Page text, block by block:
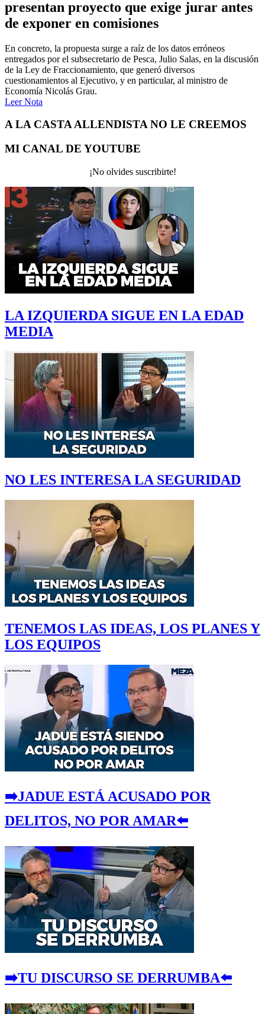
presentan proyecto que exige jurar antes
de exponer en comisiones
En concreto, la propuesta surge a raíz de los datos erróneos
entregados por el subsecretario de Pesca, Julio Salas, en la discusión
de la Ley de Fraccionamiento, que generó diversos
cuestionamientos al Ejecutivo, y en particular, al ministro de
Economía Nicolás Grau.
Leer Nota
A LA CASTA ALLENDISTA NO LE CREEMOS
MI CANAL DE YOUTUBE
¡No olvides suscribirte!
LA IZQUIERDA SIGUE EN LA EDAD
MEDIA
NO LES INTERESA LA SEGURIDAD
TENEMOS LAS IDEAS, LOS PLANES Y
LOS EQUIPOS
➡️JADUE ESTÁ ACUSADO POR
DELITOS, NO POR AMAR⬅️
➡️TU DISCURSO SE DERRUMBA⬅️